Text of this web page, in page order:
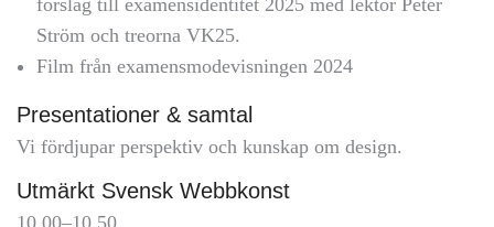
Ström och treorna VK25.
Film från examensmodevisningen 2024
Presentationer & samtal
Vi fördjupar perspektiv och kunskap om design.
Utmärkt Svensk Webbkonst
10.00–10.50